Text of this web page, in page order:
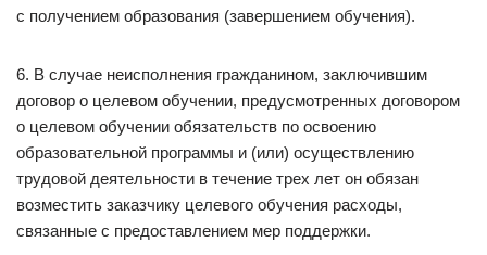
с получением образования (завершением обучения).
6. В случае неисполнения гражданином, заключившим
договор о целевом обучении, предусмотренных договором
о целевом обучении обязательств по освоению
образовательной программы и (или) осуществлению
трудовой деятельности в течение трех лет он обязан
возместить заказчику целевого обучения расходы,
связанные с предоставлением мер поддержки.